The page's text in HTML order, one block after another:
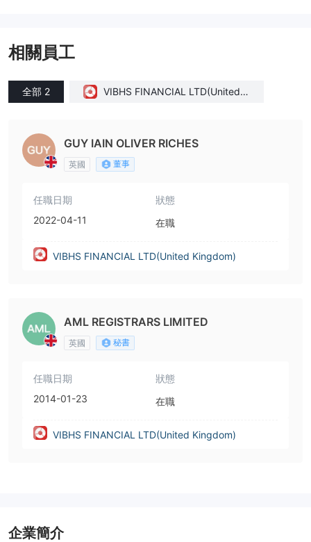
相關員工
全部 2
VIBHS FINANCIAL LTD(United K
GUY IAIN OLIVER RICHES
英國 董事
任職日期
2022-04-11
狀態
在職
VIBHS FINANCIAL LTD(United Kingdom)
AML REGISTRARS LIMITED
英國 秘書
任職日期
2014-01-23
狀態
在職
VIBHS FINANCIAL LTD(United Kingdom)
企業簡介